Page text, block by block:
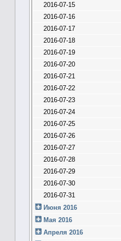
2016-07-15
2016-07-16
2016-07-17
2016-07-18
2016-07-19
2016-07-20
2016-07-21
2016-07-22
2016-07-23
2016-07-24
2016-07-25
2016-07-26
2016-07-27
2016-07-28
2016-07-29
2016-07-30
2016-07-31
Июня 2016
Мая 2016
Апреля 2016